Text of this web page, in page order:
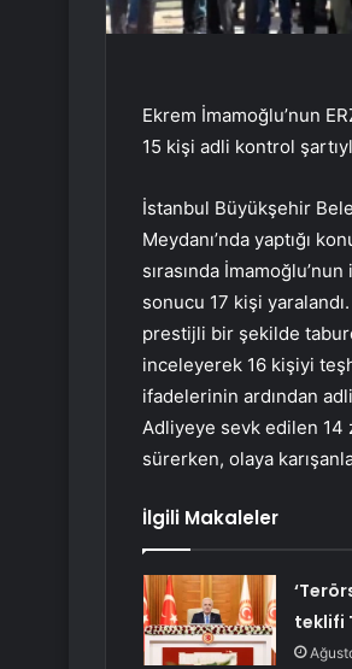
Ekrem İmamoğlu’nun
15 kişi adli kontrol
İstanbul Büyükşehir
Meydanı’nda yaptığı
sırasında
sonucu 17 kişi
prestijli bir şekilde
inceleyerek 16 kişiyi
ifadelerinin ardından
Adliyeye sevk edilen 14
sürerken, olaya
İlgili Makaleler
teklifi